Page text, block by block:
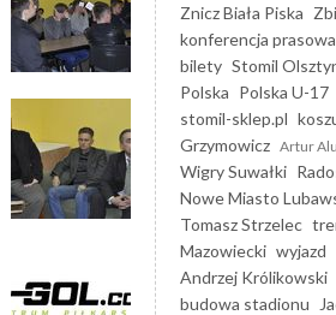
Znicz Biała Piska
konferencja prasowa
bilety Stomil
Polska Polska U-17
stomil-sklep.pl
Grzymowicz Artur
Wigry Suwałki
Nowe Miasto
Tomasz Strzelec
Mazowiecki wyjazd
Andrzej Królikowski
budowa stadionu